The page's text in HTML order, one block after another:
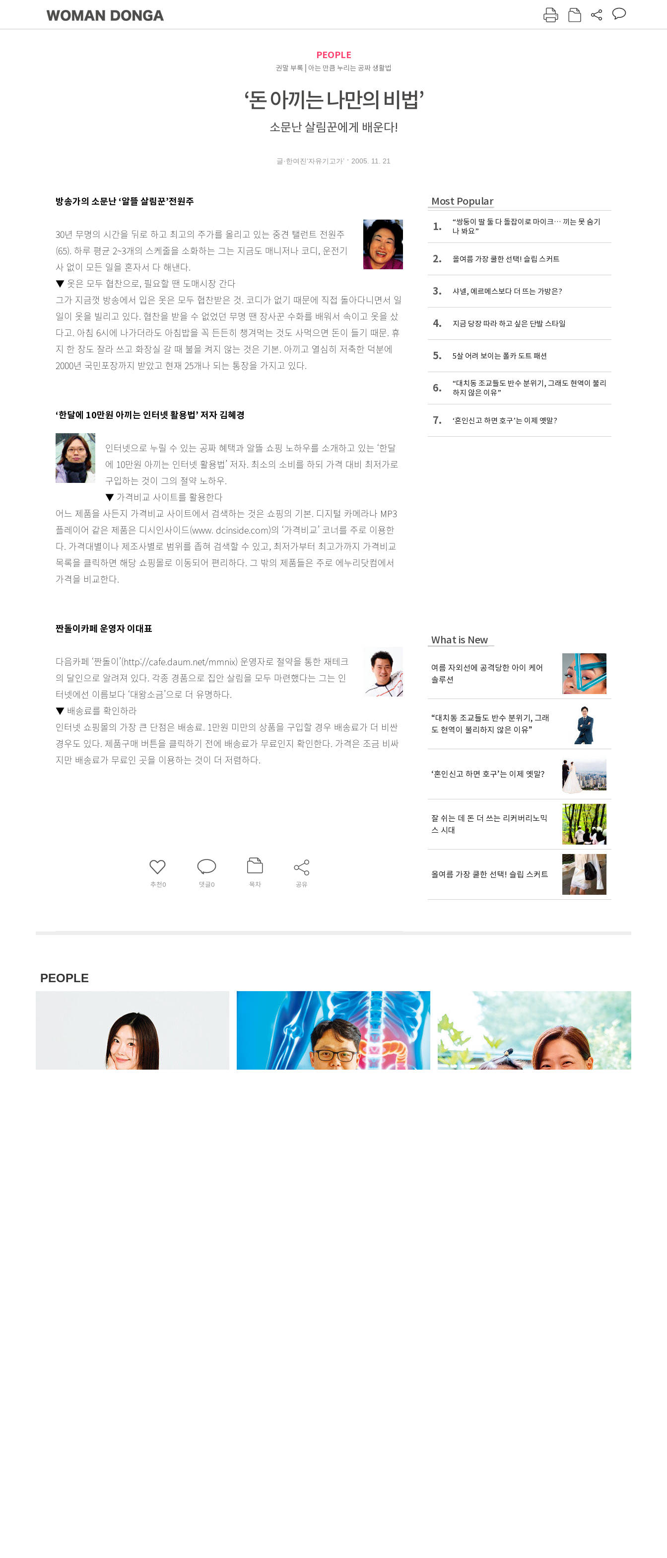
여성동아 동아일보
PEOPLE
권말 부록│아는 만큼 누리는 공짜 생활법
‘돈 아끼는 나만의 비법’
소문난 살림꾼에게 배운다!
글·한여진‘자유기고가’ 2005. 11. 21
방송가의 소문난 ‘알뜰 살림꾼’전원주
30년 무명의 시간을 뒤로 하고 최고의 주가를 올리고 있는 중견 탤런트 전원주
(65). 하루 평균 2~3개의 스케줄을 소화하는 그는 지금도 매니저나 코디, 운전기
사 없이 모든 일을 혼자서 다 해낸다.
▼ 옷은 모두 협찬으로, 필요할 땐 도매시장 간다
그가 지금껏 방송에서 입은 옷은 모두 협찬받은 것. 코디가 없기 때문에 직접 돌아다니면서 일
일이 옷을 빌리고 있다. 협찬을 받을 수 없었던 무명 땐 장사꾼 수화를 배워서 속이고 옷을 샀
다고. 아침 6시에 나가더라도 아침밥을 꼭 든든히 챙겨먹는 것도 사먹으면 돈이 들기 때문. 휴
지 한 장도 잘라 쓰고 화장실 갈 때 불을 켜지 않는 것은 기본. 아끼고 열심히 저축한 덕분에
2000년 국민포장까지 받았고 현재 25개나 되는 통장을 가지고 있다.
‘한달에 10만원 아끼는 인터넷 활용법’ 저자 김혜경
인터넷으로 누릴 수 있는 공짜 혜택과 알뜰 쇼핑 노하우를 소개하고 있는 ‘한달
에 10만원 아끼는 인터넷 활용법’ 저자. 최소의 소비를 하되 가격 대비 최저가로
구입하는 것이 그의 절약 노하우.
▼ 가격비교 사이트를 활용한다
어느 제품을 사든지 가격비교 사이트에서 검색하는 것은 쇼핑의 기본. 디지털 카메라나 MP3
플레이어 같은 제품은 디시인사이드(www. dcinside.com)의 ‘가격비교’ 코너를 주로 이용한
다. 가격대별이나 제조사별로 범위를 좁혀 검색할 수 있고, 최저가부터 최고가까지 가격비교
목록을 클릭하면 해당 쇼핑몰로 이동되어 편리하다. 그 밖의 제품들은 주로 에누리닷컴에서
가격을 비교한다.
짠돌이카페 운영자 이대표
다음카페 ‘짠돌이’(http://cafe.daum.net/mmnix) 운영자로 절약을 통한 재테크
의 달인으로 알려져 있다. 각종 경품으로 집안 살림을 모두 마련했다는 그는 인
터넷에선 이름보다 ‘대왕소금’으로 더 유명하다.
▼ 배송료를 확인하라
인터넷 쇼핑몰의 가장 큰 단점은 배송료. 1만원 미만의 상품을 구입할 경우 배송료가 더 비싼
경우도 있다. 제품구매 버튼을 클릭하기 전에 배송료가 무료인지 확인한다. 가격은 조금 비싸
지만 배송료가 무료인 곳을 이용하는 것이 더 저렴하다.
추천0 댓글0 목차 공유
Most Popular
1.
“쌍둥이 딸 둘 다 돌잡이로 마이크… 끼는 못 숨기
나 봐요”
2. 올여름 가장 쿨한 선택! 슬립 스커트
3. 샤넬, 에르메스보다 더 뜨는 가방은?
4. 지금 당장 따라 하고 싶은 단발 스타일
5. 5살 어려 보이는 폴카 도트 패션
6.
“대치동 조교들도 반수 분위기, 그래도 현역이 불리
하지 않은 이유”
7. ‘혼인신고 하면 호구’는 이제 옛말?
What is New
여름 자외선에 공격당한 아이 케어
솔루션
“대치동 조교들도 반수 분위기, 그래
도 현역이 불리하지 않은 이유”
‘혼인신고 하면 호구’는 이제 옛말?
잘 쉬는 데 돈 더 쓰는 리커버리노믹
스 시대
올여름 가장 쿨한 선택! 슬립 스커트
PEOPLE